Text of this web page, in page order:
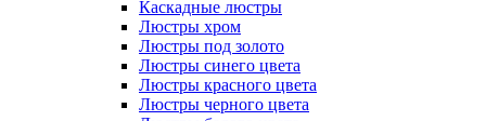
Каскадные люстры
Люстры хром
Люстры под золото
Люстры синего цвета
Люстры красного цвета
Люстры черного цвета